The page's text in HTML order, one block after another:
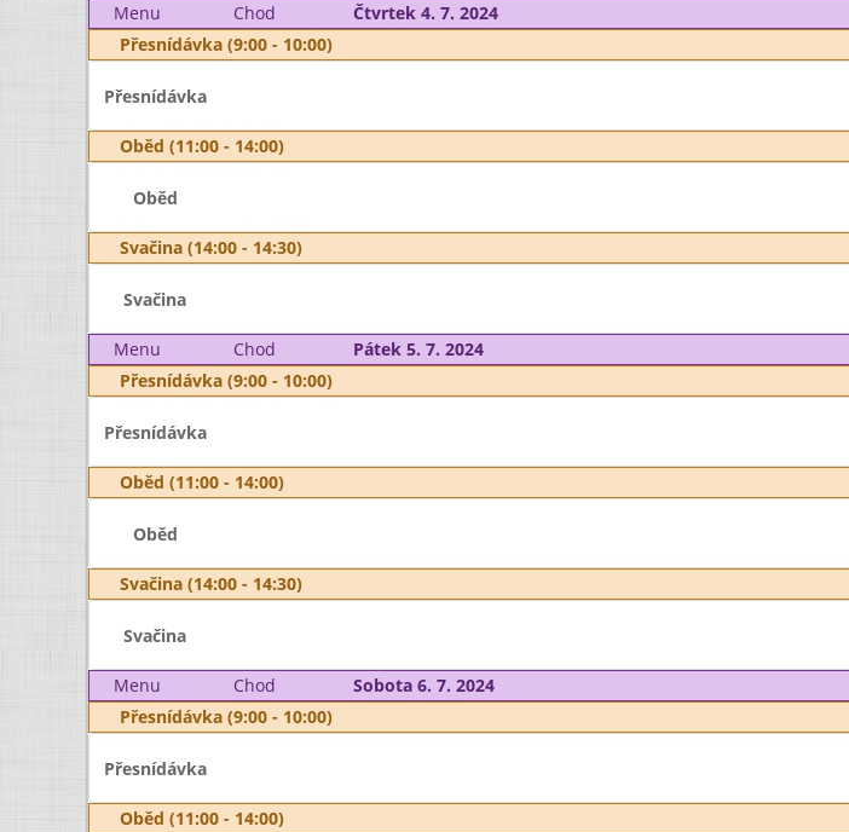
Menu Chod
Čtvrtek 4. 7. 2024
Přesnídávka (9:00 - 10:00)
Přesnídávka
Oběd (11:00 - 14:00)
Oběd
Svačina (14:00 - 14:30)
Svačina
Menu Chod
Pátek 5. 7. 2024
Přesnídávka (9:00 - 10:00)
Přesnídávka
Oběd (11:00 - 14:00)
Oběd
Svačina (14:00 - 14:30)
Svačina
Menu Chod
Sobota 6. 7. 2024
Přesnídávka (9:00 - 10:00)
Přesnídávka
Oběd (11:00 - 14:00)